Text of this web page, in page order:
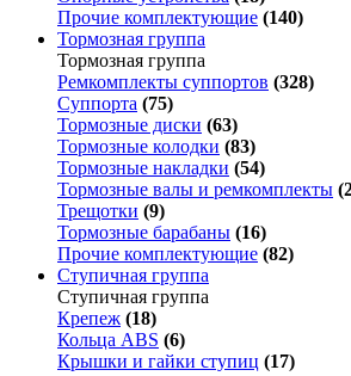
Прочие комплектующие (140)
Тормозная группа
Тормозная группа
Ремкомплекты суппортов (328)
Суппорта (75)
Тормозные диски (63)
Тормозные колодки (83)
Тормозные накладки (54)
Тормозные валы и ремкомплекты
Трещотки (9)
Тормозные барабаны (16)
Прочие комплектующие (82)
Ступичная группа
Ступичная группа
Крепеж (18)
Кольца ABS (6)
Крышки и гайки ступиц (17)